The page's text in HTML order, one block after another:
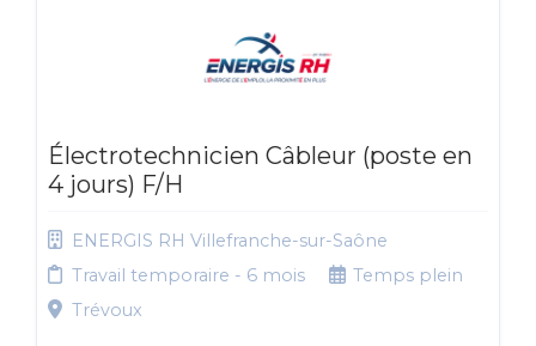
Électrotechnicien Câbleur (poste en
4 jours) F/H
ENERGIS RH Villefranche-sur-Saône
Travail temporaire - 6 mois
Temps plein
Trévoux